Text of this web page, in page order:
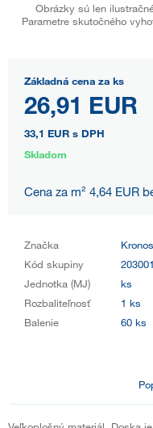
Obrázky sú len
Parametre skutočného
Základná cena za ks
26,91 EUR
33,1 EUR s DPH
Skladom
Cena za m² 4,64 EUR
Značka
Kód skupiny
203001
Jednotka (MJ)
ks
Rozbaliteľnosť
1 ks
Balenie
60 ks